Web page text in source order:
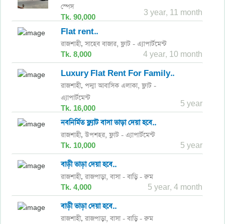
স্পেস
Tk. 90,000 3 year, 11 month
Flat rent..
রাজশাহী,সাহেব বাজার, ফ্লাট - এ্যাপার্টমেন্ট
Tk. 8,000 4 year, 10 month
Luxury Flat Rent For Family..
রাজশাহী,পদ্মা আবাসিক এলাকা, ফ্লাট -
এ্যাপার্টমেন্ট
Tk. 16,000 5 year
নবনির্মিত ফ্ল্যাট বাসা ভাড়া দেয়া হবে..
রাজশাহী,উপশহর, ফ্লাট - এ্যাপার্টমেন্ট
Tk. 10,000 5 year
বাড়ী ভাড়া দেয়া হবে..
রাজশাহী,রাজপাড়া, বাসা - বাড়ি - রুম
Tk. 4,000 5 year, 4 month
বাড়ী ভাড়া দেয়া হবে..
রাজশাহী,রাজপাড়া, বাসা - বাড়ি - রুম